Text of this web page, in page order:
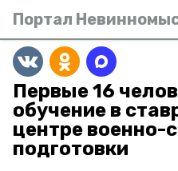
Портал
Первые 16
обучение в
центре военно-
подготовки